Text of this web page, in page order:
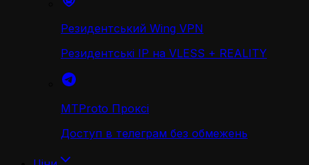
Резидентський Wing VPN
Резидентські IP на VLESS + REALITY
MTProto Проксі
Доступ в телеграм без обмежень